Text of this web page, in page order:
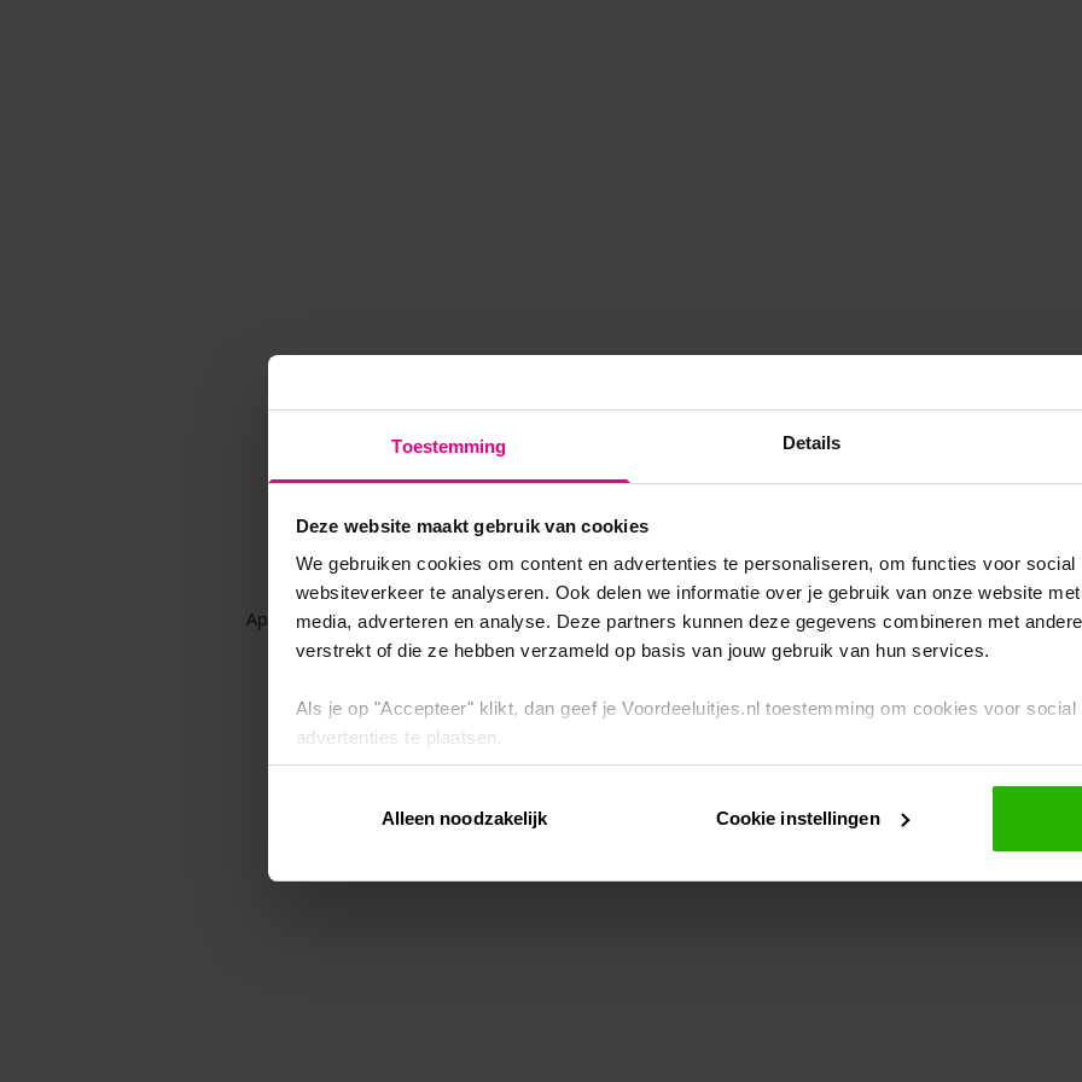
Toestemming Details
Deze website maakt gebruik van cookies
We gebruiken cookies om content en advertenties te personaliseren, om functies voor
websiteverkeer te analyseren. Ook delen we informatie over je gebruik van onze website
media, adverteren en analyse. Deze partners kunnen deze gegevens combineren met
verstrekt of die ze hebben verzameld op basis van jouw gebruik van hun services.
Als je op "Accepteer" klikt, dan geef je Voordeeluitjes.nl toestemming om cookies voor
advertenties te plaatsen.
Via "Cookie instellingen" kun je ook zelf instellen welke cookies worden geplaatst. Je kunt je
intrekken op onscookiebeleid.
Alleen noodzakelijk Cookie instellingen
Application error: a client-side exception has occurred while loadingwww.voordeeluitjes.nl (see the